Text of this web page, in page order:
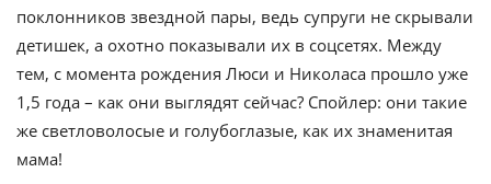
поклонников звездной пары, ведь супруги не скрывали
детишек, а охотно показывали их в соцсетях. Между
тем, с момента рождения Люси и Николаса прошло уже
1,5 года – как они выглядят сейчас? Спойлер: они такие
же светловолосые и голубоглазые, как их знаменитая
мама!